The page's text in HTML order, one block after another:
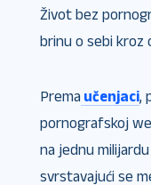
Život bez
brinu o sebi kroz
Prema učenjaci,
pornografskoj
na jednu
svrstavajući se